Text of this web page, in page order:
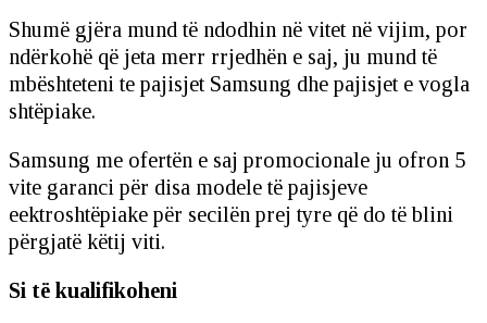
Shumë gjëra mund të ndodhin në vitet në vijim, por
ndërkohë që jeta merr rrjedhën e saj, ju mund të
mbështeteni te pajisjet Samsung dhe pajisjet e vogla
shtëpiake.
Samsung me ofertën e saj promocionale ju ofron 5
vite garanci për disa modele të pajisjeve
eektroshtëpiake për secilën prej tyre që do të blini
përgjatë këtij viti.
Si të kualifikoheni